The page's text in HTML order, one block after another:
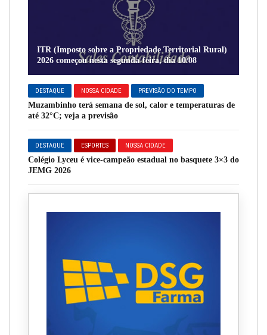
ITR (Imposto sobre a Propriedade Territorial Rural)
2026 começou nesta segunda-feira, dia 10/08
DESTAQUE NOSSA CIDADE PREVISÃO DO TEMPO
Muzambinho terá semana de sol, calor e temperaturas de
até 32°C; veja a previsão
DESTAQUE ESPORTES NOSSA CIDADE
Colégio Lyceu é vice-campeão estadual no basquete 3×3 do
JEMG 2026